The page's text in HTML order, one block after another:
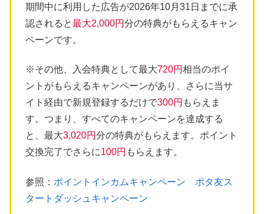
期間中に利用した広告が2026年10月31日までに承
認されると最大2,000円分の特典がもらえるキャン
ペーンです。
※その他、入会特典として最大720円相当のポイ
ントがもらえるキャンペーンがあり、さらに当サ
イト経由で新規登録するだけで300円 もらえま
す。つまり、すべてのキャンペーンを達成する
と、最大3,020円分の特典がもらえます。ポイント
交換完了でさらに100円 もらえます。
参照： ポイントインカムキャンペーン ポタ友ス
タートダッシュキャンペーン